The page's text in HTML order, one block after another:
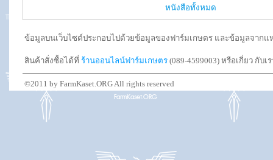
หนังสือทั้งหมด
ข้อมูลบนเว็บไซต์ประกอบไปด้วยข้อมูลของฟาร์มเกษตร และข้อมูลจาก
สินค้าสั่งซื้อได้ที่ ร้านออนไลน์ฟาร์มเกษตร (089-4599003) หรือเกี่ยว กับเ
©2011 by FarmKaset.ORG All rights reserved